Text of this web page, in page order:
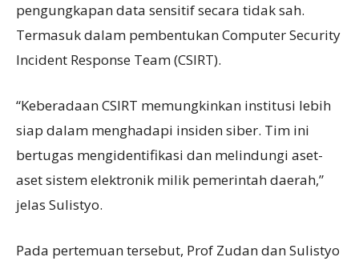
pengungkapan data sensitif secara tidak sah.
Termasuk dalam pembentukan Computer Security
Incident Response Team (CSIRT).
“Keberadaan CSIRT memungkinkan institusi lebih
siap dalam menghadapi insiden siber. Tim ini
bertugas mengidentifikasi dan melindungi aset-
aset sistem elektronik milik pemerintah daerah,”
jelas Sulistyo.
Pada pertemuan tersebut, Prof Zudan dan Sulistyo